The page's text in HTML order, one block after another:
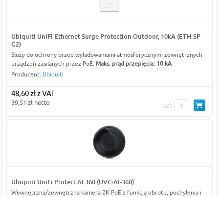
Ubiquiti UniFi Ethernet Surge Protection Outdoor, 10kA (ETH-SP-
G2)
Służy do ochrony przed wyładowaniami atmosferycznymi zewnętrznych
urządzeń zasilanych przez PoE. Maks. prąd przepięcia: 10 kA
Producent: Ubiquiti
48,60 zł z VAT
39,51 zł netto szt
Ubiquiti UniFi Protect AI 360 (UVC-AI-360)
Wewnętrzna/zewnętrzna kamera 2K PoE z funkcją obrotu, pochylenia i